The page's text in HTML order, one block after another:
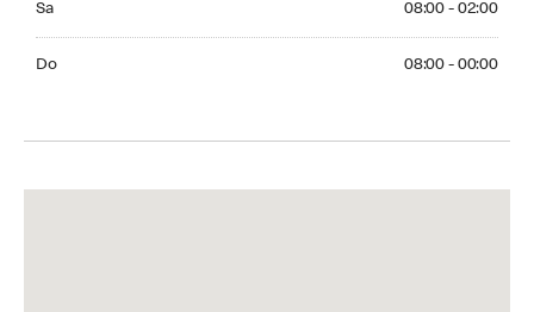
Sa 08:00 - 02:00
Do 08:00 - 00:00